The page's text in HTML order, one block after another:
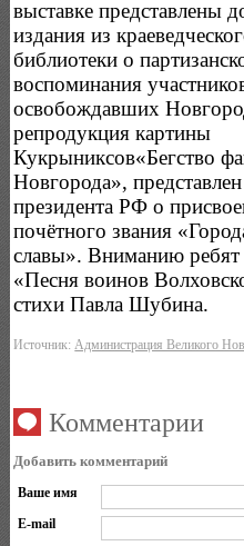
выставке представлены
издания из
библиотеки о
воспоминания
освобождавших
репродукция картины
Кукрыниксов«Бегство
Новгорода»,
президента РФ о
почётного звания
славы». Вниманию ребят
«Песня воинов
стихи Павла Шубина.
Источник:Администрация Великого
Комментарии
Добавить комментарий
Ваше имя
E-mail